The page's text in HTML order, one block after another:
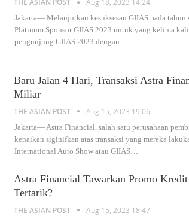
THE ASIAN POST Aug 18, 2023 14:24
Jakarta— Melanjutkan kesuksesan GIIAS pada
Platinum Sponsor GIIAS 2023 untuk yang kelima
pengunjung GIIAS 2023 dengan…
Baru Jalan 4 Hari, Transaksi Astra
Miliar
THE ASIAN POST Aug 15, 2023 19:06
Jakarta— Astra Financial, salah satu perusahaan
kenaikan siginifkan atas transaksi yang mereka
International Auto Show atau GIIAS
Astra Financial Tawarkan Promo
Tertarik?
THE ASIAN POST Aug 15, 2023 18:47